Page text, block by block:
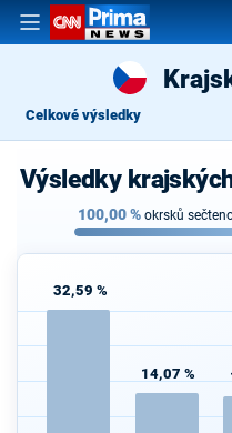
Celkové výsledky
Výsledky
100,00% okrsků
32,59 %
14,07 %